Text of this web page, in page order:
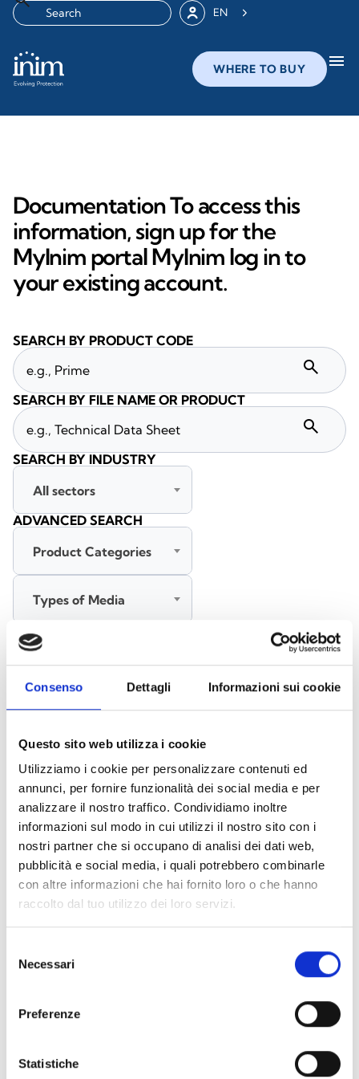
Consenso Dettagli Informazioni sui cookie
Questo sito web utilizza i cookie
Utilizziamo i cookie per personalizzare contenuti ed
annunci, per fornire funzionalità dei social media e per
analizzare il nostro traffico. Condividiamo inoltre
informazioni sul modo in cui utilizzi il nostro sito con i
nostri partner che si occupano di analisi dei dati web,
pubblicità e social media, i quali potrebbero combinarle
con altre informazioni che hai fornito loro o che hanno
raccolto dal tuo utilizzo dei loro servizi.
delNecessari
Preferenze
Statistiche
EN
WHERE TO BUY menu
Documentation To access this
information, sign up for the
MyInim portal MyInim log in to
your existing account.
Accessories EB00 Bases - Materials
Accessories for detector testing - Materials(6)
Documents(6992)
Select All
Please log in before downloading content marked with
the icon lock
SEARCH BY PRODUCT CODE
search
SEARCH BY FILE NAME OR PRODUCT
search
SEARCH BY INDUSTRY
All sectors
ADVANCED SEARCH
Product Categories
Types of Media
All languages
SEARCH